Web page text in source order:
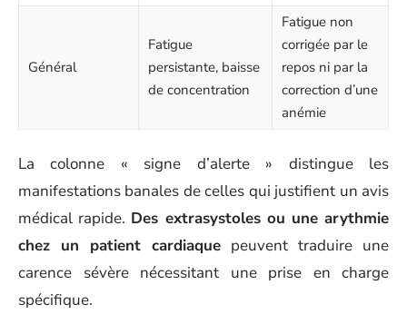
Général
Fatigue
persistante, baisse
de concentration
Fatigue non
corrigée par le
repos ni par la
correction d’une
anémie
La colonne « signe d’alerte » distingue les
manifestations banales de celles qui justifient un avis
médical rapide. Des extrasystoles ou une arythmie
chez un patient cardiaque peuvent traduire une
carence sévère nécessitant une prise en charge
spécifique.